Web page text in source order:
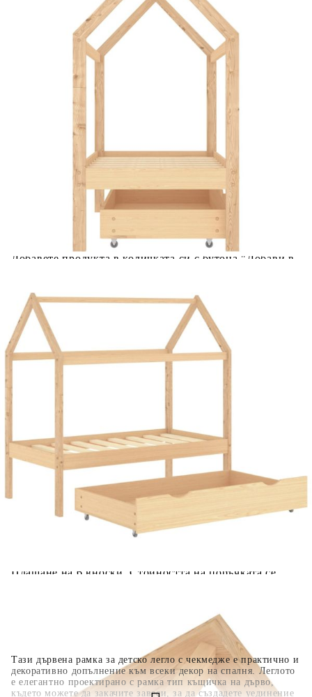
Тази дървена рамка за детско легло с чекмедже е практично и
декоративно допълнение към всеки декор на спалня. Леглото
е елегантно проектирано с рамка тип къщичка на дърво,
където можете да закачите завеси, за да създадете уединение
Please select credit institution
Цена на продукта:
€95.00
Extraction of information from credit institutions
Предоставената таблица е с информационна цел.
Добавете продукта в количката си с бутона "Добави в
количката" и при поръчка ще можете да изберете броя
вноски на кредита.
Acest tabel are caracter informativ. Adăugați produsul în
coșul de cumpărături unde veți putea selecta detaliile
cererii de creditare.
Предоставената таблица е с информационна цел.
Добавете продукта в количката си с бутона "Добави в
количката" и при поръчка ще можете да изберете броя
вноски на кредита.
Предоставената таблица е с информационна цел.
Добавете продукта в количката си с бутона "Добави в
Предоставената таблица е с информационна цел.
Добавете продукта в количката си с бутона "Добави в
количката" и при поръчка ще можете да изберете броя
вноски на кредита.
Предоставената таблица е с информационна цел.
Добавете продукта в количката си с бутона "Добави в
количката" и при поръчка ще можете да изберете броя
Когато плащате с NewPay, всъщност NewPay плаща
поръчката Ви вместо Вас. Вие я получавате и
разполагате с три начина да я платите към тях:
Отложено до 30 дни от момента на изпращане на
поръчката без оскъпяване. За покупки на стойност до
400 лв. / €204,52
Плащане на 4 вноски. Заплащате 20% от стойността на
поръчката си на момента с карта. Останалата сума се
Плащане на 6 вноски. Стойността на поръчката се